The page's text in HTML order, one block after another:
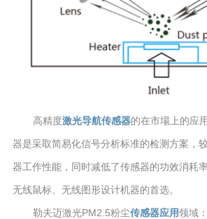
高精度激光导航传感器的在市場上的应
器是采取简易化信号分析标准的检测方案，
器工作性能，同时减低了传感器的功效消耗
无线鼠标、无线图形设计机器的首选。
勒夫迈激光PM2.5粉尘传感器应用领域